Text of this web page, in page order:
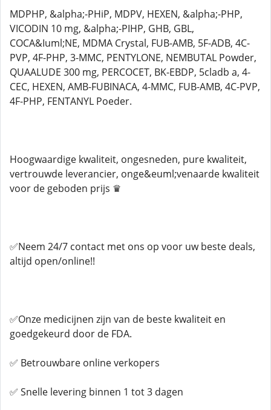
MDPHP, &alpha;-PHiP, MDPV, HEXEN, &alpha;-PHP,
VICODIN 10 mg, &alpha;-PIHP, GHB, GBL,
COCA&Iuml;NE, MDMA Crystal, FUB-AMB, 5F-ADB, 4C-
PVP, 4F-PHP, 3-MMC, PENTYLONE, NEMBUTAL Powder,
QUAALUDE 300 mg, PERCOCET, BK-EBDP, 5cladb a, 4-
CEC, HEXEN, AMB-FUBINACA, 4-MMC, FUB-AMB, 4C-PVP,
4F-PHP, FENTANYL Poeder.
Hoogwaardige kwaliteit, ongesneden, pure kwaliteit,
vertrouwde leverancier, onge&euml;venaarde kwaliteit
voor de geboden prijs ♛
✅Neem 24/7 contact met ons op voor uw beste deals,
altijd open/online!!
✅Onze medicijnen zijn van de beste kwaliteit en
goedgekeurd door de FDA.
✅ Betrouwbare online verkopers
✅ Snelle levering binnen 1 tot 3 dagen